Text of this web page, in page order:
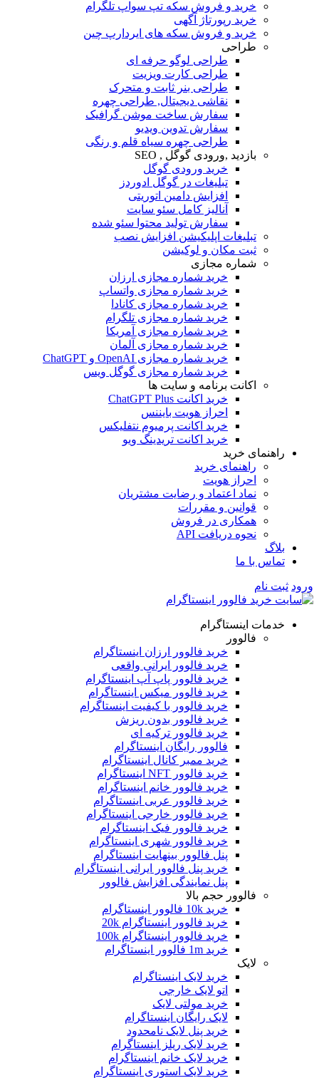
خرید و فروش سکه تپ سواپ تلگرام
خرید رپورتاژ آگهی
خرید و فروش سکه های ایردارپ چین
طراحی
طراحی لوگو حرفه ای
طراحی کارت ویزیت
طراحی بنر ثابت و متحرک
نقاشی دیجیتال, طراحی چهره
سفارش ساخت موشن گرافیک
سفارش تدوین ویدیو
طراحی چهره سیاه قلم و رنگی
بازدید ,ورودی گوگل , SEO
خرید ورودی گوگل
تبلیغات در گوگل ادوردز
افزایش دامین اتوریتی
آنالیز کامل سئو سایت
سفارش تولید محتوا سئو شده
تبلیغات اپلیکیشن افزایش نصب
ثبت مکان و لوکیشن
شماره مجازی
خرید شماره مجازی ارزان
خرید شماره مجازی واتساپ
خرید شماره مجازی کانادا
خرید شماره مجازی تلگرام
خرید شماره مجازی آمریکا
خرید شماره مجازی آلمان
خرید شماره مجازی OpenAI و ChatGPT
خرید شماره مجازی گوگل ویس
اکانت برنامه و سایت ها
خرید اکانت ChatGPT Plus
احراز هویت بایننس
خرید اکانت پرمیوم نتفلیکس
خرید اکانت تریدینگ ویو
راهنمای خرید
راهنمای خرید
احراز هویت
نماد اعتماد و رضایت مشتریان
قوانین و مقررات
همکاری در فروش
نحوه دریافت API
بلاگ
تماس با ما
ورود ثبت نام
خدمات اینستاگرام
فالوور
خرید فالوور ارزان اینستاگرام
خرید فالوور ایرانی واقعی
خرید فالوور پاپ آپ اینستاگرام
خرید فالوور میکس اینستاگرام
خرید فالوور با کیفیت اینستاگرام
خرید فالوور بدون ریزش
خرید فالوور ترکیه ای
فالوور رایگان اینستاگرام
خرید ممبر کانال اینستاگرام
خرید فالوور NFT اینستاگرام
خرید فالوور خانم اینستاگرام
خرید فالوور عربی اینستاگرام
خرید فالوور خارجی اینستاگرام
خرید فالوور فیک اینستاگرام
خرید فالوور شهری اینستاگرام
پنل فالوور بینهایت اینستاگرام
خرید پنل فالوور ایرانی اینستاگرام
پنل نمایندگی افزایش فالوور
فالوور حجم بالا
خرید 10k فالوور اینستاگرام
خرید فالوور اینستاگرام 20k
خرید فالوور اینستاگرام 100k
خرید 1m فالوور اینستاگرام
لایک
خرید لایک اینستاگرام
اتو لایک خارجی
خرید مولتی لایک
لایک رایگان اینستاگرام
خرید پنل لایک نامحدود
خرید لایک ریلز اینستاگرام
خرید لایک خانم اینستاگرام
خرید لایک استوری اینستاگرام